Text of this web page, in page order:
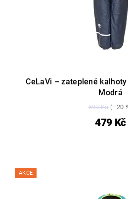
CeLaVi – zateplené
Modrá
599 Kč(–20
479 Kč
AKCE